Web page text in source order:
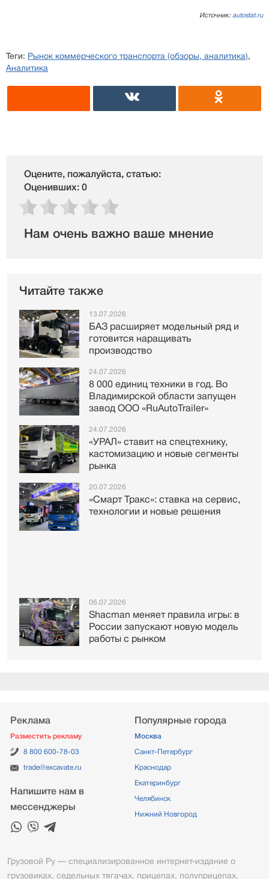
Источник:autostat.ru
Теги: Рынок коммерческого транспорта (обзоры, аналитика),
Аналитика
Оцените, пожалуйста, статью:
Оценивших: 0
Нам очень важно ваше мнение
Читайте также
13.07.2026
БАЗ расширяет модельный ряд и
готовится наращивать
производство
24.07.2026
8 000 единиц техники в год. Во
Владимирской области запущен
завод ООО «RuAutoTrailer»
24.07.2026
«УРАЛ» ставит на спецтехнику,
кастомизацию и новые сегменты
рынка
20.07.2026
«Смарт Тракс»: ставка на сервис,
технологии и новые решения
06.07.2026
Shacman меняет правила игры: в
России запускают новую модель
работы с рынком
Реклама
Разместить рекламу
8 800 600-78-03
trade@excavate.ru
Напишите нам в
мессенджеры
Популярные города
Москва
Санкт-Петербург
Краснодар
Екатеринбург
Челябинск
Нижний Новгород
Грузовой Ру — специализированное интернет-издание о
грузовиках, седельных тягачах, прицепах, полуприцепах.